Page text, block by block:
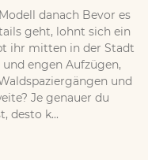
danach Bevor es
geht, lohnt sich ein
ihr mitten in der Stadt
engen Aufzügen,
und
Je genauer du
desto k...